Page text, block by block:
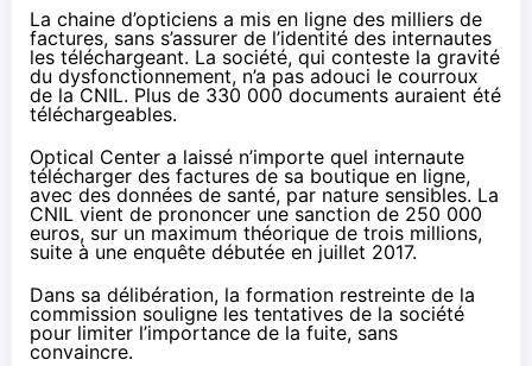
La chaine d’opticiens a mis en ligne des milliers de
factures, sans s’assurer de l’identité des internautes
les téléchargeant. La société, qui conteste la gravité
du dysfonctionnement, n’a pas adouci le courroux
de la CNIL. Plus de 330 000 documents auraient été
téléchargeables.
Optical Center a laissé n’importe quel internaute
télécharger des factures de sa boutique en ligne,
avec des données de santé, par nature sensibles. La
CNIL vient de prononcer une sanction de 250 000
euros, sur un maximum théorique de trois millions,
suite à une enquête débutée en juillet 2017.
Dans sa délibération, la formation restreinte de la
commission souligne les tentatives de la société
pour limiter l’importance de la fuite, sans
convaincre.